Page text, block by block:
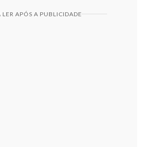
APÓS A PUBLICIDADE